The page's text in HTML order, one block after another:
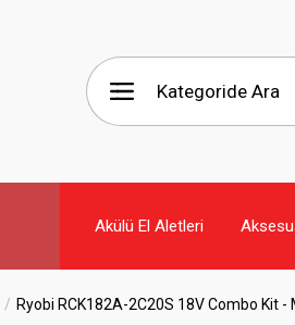
Akülü El Aletleri
Ryobi RCK182A-2C20S 18V Combo Kit